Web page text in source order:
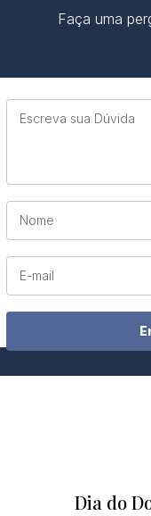
Faça uma
Escreva sua Dúvida
Nome
E-mail
Dia do